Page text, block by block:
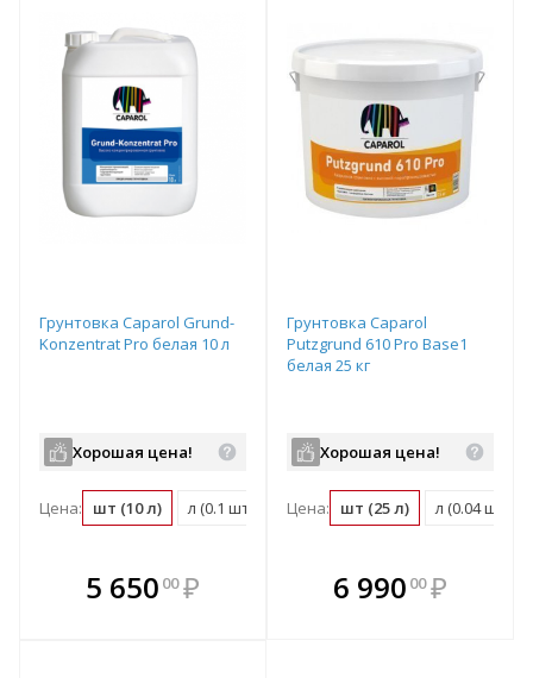
Грунтовка Caparol Grund-
Konzentrat Pro белая 10 л
Хорошая цена!
Цена: шт (10 л) л (0.1 шт) м2 (0.02 шт)
5 650 00 ₽
В комплекте
всегда выгоднее!
Грунтовка Caparol
Putzgrund 610 Pro Base1
белая 25 кг
Хорошая цена!
Цена: шт (25 л) л (0.04 шт)
В комплекте
всегда выгоднее!
6 990 00 ₽